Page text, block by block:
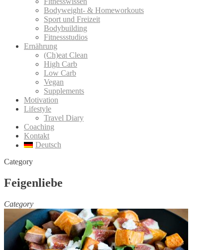
Bodyweight- & Homeworkouts
Sport und Freizeit
Bodybuilding
Fitnessstudios
Ernährung
(Ch)eat Clean
High Carb
Low Carb
Vegan
Supplements
Motivation
Lifestyle
Travel Diary
Coaching
Kontakt
Deutsch
Category
Feigenliebe
Category